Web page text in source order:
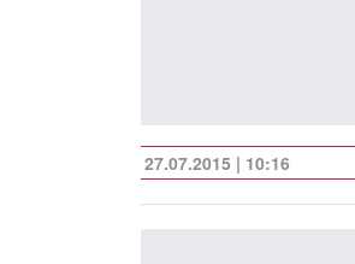
27.07.2015 | 10:16